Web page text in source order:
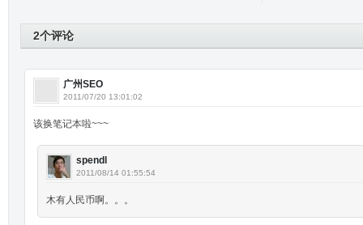
2个评论
广州SEO
2011/07/20 13:01:02
该换笔记本啦~~~
spendl
2011/08/14 01:55:54
木有人民币啊。。。